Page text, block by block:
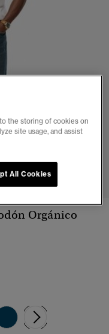
6 7
Orgánico
the storing of cookies on
site usage, and assist
All Cookies